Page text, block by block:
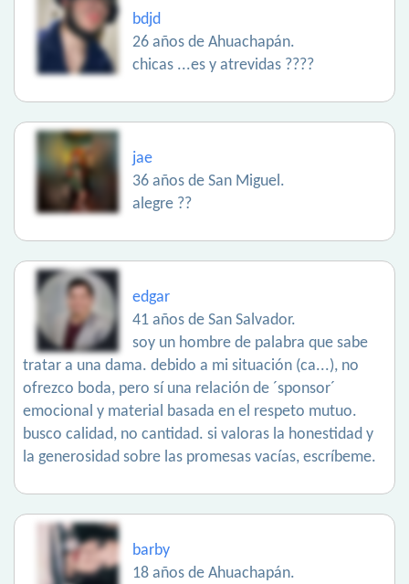
bdjd
26 años de Ahuachapán.
chicas ...es y atrevidas ????
jae
36 años de San Miguel.
alegre ??
edgar
41 años de San Salvador.
soy un hombre de palabra que sabe
tratar a una dama. debido a mi situación (ca...), no
ofrezco boda, pero sí una relación de ´sponsor´
emocional y material basada en el respeto mutuo.
busco calidad, no cantidad. si valoras la honestidad y
la generosidad sobre las promesas vacías, escríbeme.
barby
18 años de Ahuachapán.